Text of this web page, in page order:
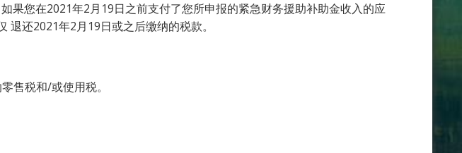
果您在2021年2月19日之前支付了您所申报的紧急财务援助补助金收入的应
还2021年2月19日或之后缴纳的税款。
售税和/或使用税。